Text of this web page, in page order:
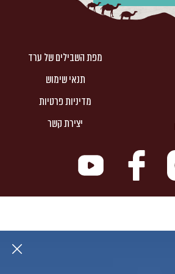
מפת השבילים של ערד
תנאי שימוש
מדיניות פרטיות
יצירת קשר